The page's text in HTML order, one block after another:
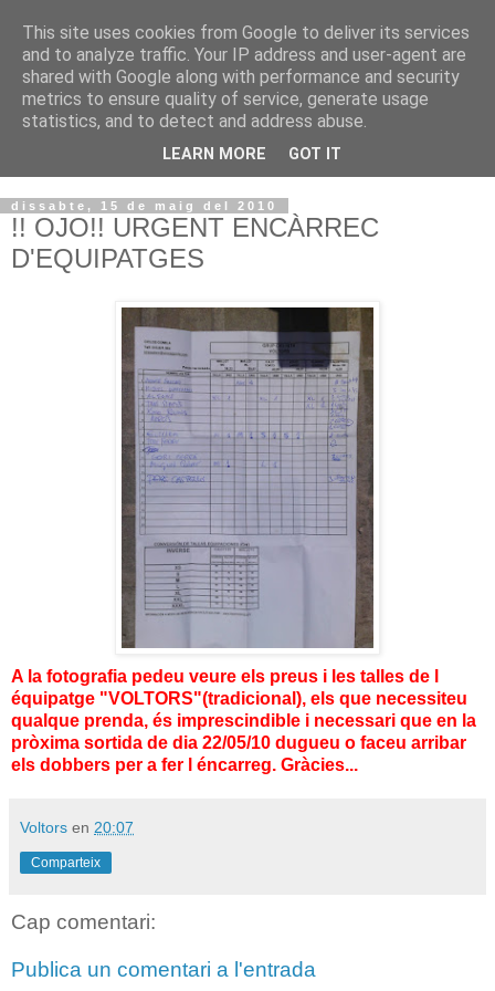
VOLTORS -2026 -
¡¡¡TENIM GANA!!!
dissabte, 15 de maig del 2010
!! OJO!! URGENT ENCÀRREC
D'EQUIPATGES
A la fotografia pedeu veure els preus i les talles de l
équipatge "VOLTORS"(tradicional), els que necessiteu
qualque prenda, és imprescindible i necessari que en la
pròxima sortida de dia 22/05/10 dugueu o faceu arribar
els dobbers per a fer l éncarreg. Gràcies...
Voltors en 20:07
Comparteix
Cap comentari:
Publica un comentari a l'entrada
This site uses cookies from Google to deliver its services
and to analyze traffic. Your IP address and user-agent are
shared with Google along with performance and security
metrics to ensure quality of service, generate usage
statistics, and to detect and address abuse.
LEARN MORE GOT IT